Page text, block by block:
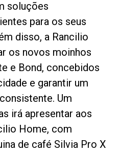
soluções
para os seus
disso, a Rancilio
os novos moinhos
e Bond, concebidos
e garantir um
Um
irá apresentar aos
Home, com
de café Silvia Pro X